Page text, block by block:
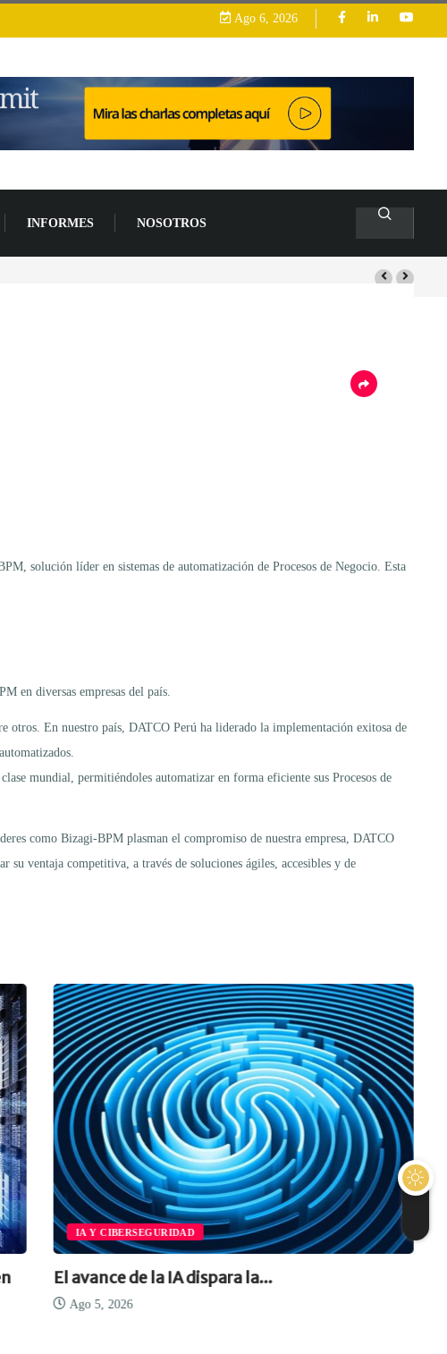
Ago 6, 2026
INFORMES NOSOTROS
solución líder en sistemas de automatización de Procesos de Negocio. Esta
en diversas empresas del país.
otros. En nuestro país, DATCO Perú ha liderado la implementación exitosa de
mundial, permitiéndoles automatizar en forma eficiente sus Procesos de
como Bizagi-BPM plasman el compromiso de nuestra empresa, DATCO
su ventaja competitiva, a través de soluciones ágiles, accesibles y de
IA Y CIBERSEGURIDAD
El avance de la IA dispara la...
Ago 5, 2026